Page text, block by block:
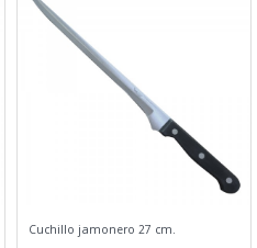
Cuchillo jamonero 27 cm.